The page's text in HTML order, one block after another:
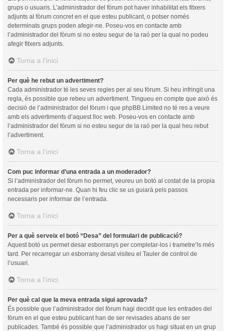
grups o usuaris. L’administrador del fòrum pot haver inhabilitat els fitxers
adjunts al fòrum concret en el que esteu publicant, o potser només
determinats grups poden afegir-ne. Poseu-vos en contacte amb
l’administrador del fòrum si no esteu segur de la raó per la qual no podeu
afegir fitxers adjunts.
Torna a l’inici
Per què he rebut un advertiment?
Cada administrador té les seves regles per al seu fòrum. Si heu infringit una
regla, és possible que rebeu un advertiment. Tingueu en compte que això és
decisió de l’administrador del fòrum i que phpBB Limited no té res a veure
amb els advertiments d’aquest lloc web. Poseu-vos en contacte amb
l’administrador del fòrum si no esteu segur de la raó per la qual heu rebut
l’advertiment.
Torna a l’inici
Com puc informar d’una entrada a un moderador?
Si l’administrador del fòrum ho permet, veureu un botó al costat de la propia
entrada per informar-ne. Quan hi feu clic se us guiarà pels passos
necessaris per informar de l’entrada.
Torna a l’inici
Per a què serveix el botó “Desa” del formulari de publicació?
Aquest botó us permet desar esborranys per completar-los i trametre’ls més
tard. Per recarregar un esborrany desat visiteu el Tauler de control de
l’usuari.
Torna a l’inici
Per què cal que la meva entrada sigui aprovada?
És possible que l’administrador del fòrum hagi decidit que les entrades del
fòrum en el que esteu publicant han de ser revisades abans de ser
publicades. També és possible que l’administrador us hagi situat en un grup